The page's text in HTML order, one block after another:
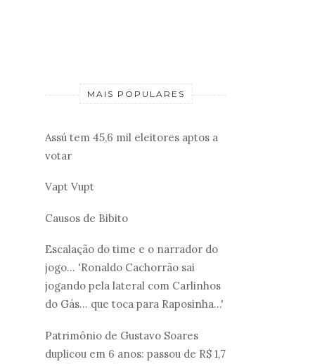
MAIS POPULARES
Assú tem 45,6 mil eleitores aptos a
votar
Vapt Vupt
Causos de Bibito
Escalação do time e o narrador do
jogo... 'Ronaldo Cachorrão sai
jogando pela lateral com Carlinhos
do Gás... que toca para Raposinha...'
Patrimônio de Gustavo Soares
duplicou em 6 anos: passou de R$ 1,7